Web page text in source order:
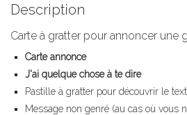
Description
Carte à gratter pour annoncer une
Carte annonce
J'ai quelque chose à te dire
Pastille à gratter pour découvrir le
Message non genré (au cas où vous